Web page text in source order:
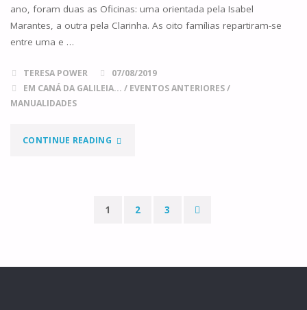
SENTIDOS"
ano, foram duas as Oficinas: uma orientada pela Isabel
Marantes, a outra pela Clarinha. As oito famílias repartiram-se
entre uma e …
TERESA POWER
07/08/2019
EM CANÁ DA GALILEIA... / EVENTOS ANTERIORES/
MANUALIDADES
CONTINUE READING"TRABALHO
dos
1 2 3